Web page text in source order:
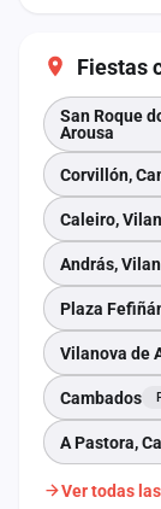
Fiestas
San Roque
Arousa
Corvillón,
Caleiro,
András,
Plaza
Vilanova de
Cambados
A Pastora,
Ver todas